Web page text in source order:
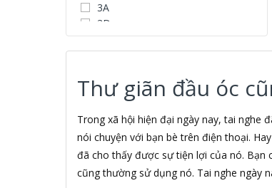
3A
3D
3D Water Speaker
3Dconnexion
3S
5A systems
7Gift Shop
A 100+
A Clock
AAD
Thư giãn đầu óc
Trong xã hội hiện đại ngày nay, tai nghe
nói chuyện với bạn bè trên điện thoại.
đã cho thấy được sự tiện lợi của nó. Bạn
cũng thường sử dụng nó. Tai nghe ngày